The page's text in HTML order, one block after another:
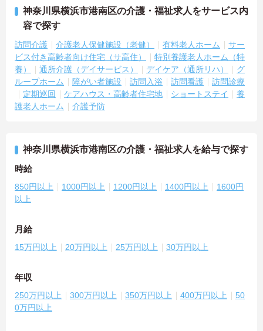
神奈川県横浜市港南区の介護・福祉求人をサービス内
容で探す
訪問介護 介護老人保健施設（老健） 有料老人ホーム
サー
ビス付き高齢者向け住宅（サ高住）
特別養護老人ホーム（特
養）
通所介護（デイサービス） デイケア（通所リハ）
グ
ループホーム
障がい者施設 訪問入浴 訪問看護
訪問診療
定期巡回
ケアハウス・高齢者住宅地 ショートステイ
養
護老人ホーム
介護予防
神奈川県横浜市港南区の介護・福祉求人を給与で探す
時給
850円以上 1000円以上 1200円以上 1400円以上
1600円
以上
月給
15万円以上 20万円以上 25万円以上 30万円以上
年収
250万円以上 300万円以上 350万円以上 400万円以上
50
0万円以上